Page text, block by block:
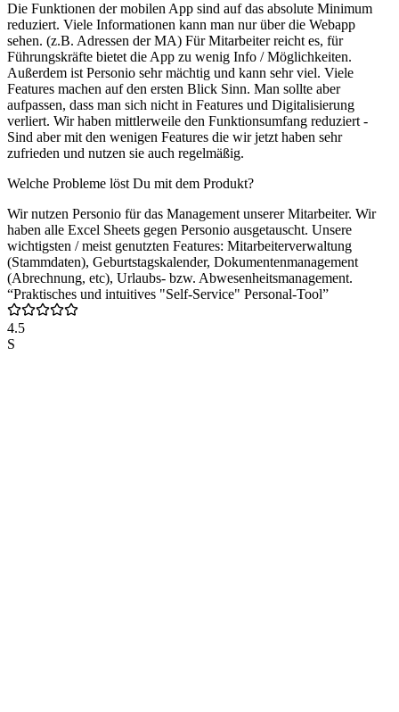
Die Funktionen der mobilen App sind auf das absolute Minimum
reduziert. Viele Informationen kann man nur über die Webapp
sehen. (z.B. Adressen der MA) Für Mitarbeiter reicht es, für
Führungskräfte bietet die App zu wenig Info / Möglichkeiten.
Außerdem ist Personio sehr mächtig und kann sehr viel. Viele
Features machen auf den ersten Blick Sinn. Man sollte aber
aufpassen, dass man sich nicht in Features und Digitalisierung
verliert. Wir haben mittlerweile den Funktionsumfang reduziert -
Sind aber mit den wenigen Features die wir jetzt haben sehr
zufrieden und nutzen sie auch regelmäßig.
Welche Probleme löst Du mit dem Produkt?
Wir nutzen Personio für das Management unserer Mitarbeiter. Wir
haben alle Excel Sheets gegen Personio ausgetauscht. Unsere
wichtigsten / meist genutzten Features: Mitarbeiterverwaltung
(Stammdaten), Geburtstagskalender, Dokumentenmanagement
(Abrechnung, etc), Urlaubs- bzw. Abwesenheitsmanagement.
“Praktisches und intuitives "Self-Service" Personal-Tool”
4.5
S